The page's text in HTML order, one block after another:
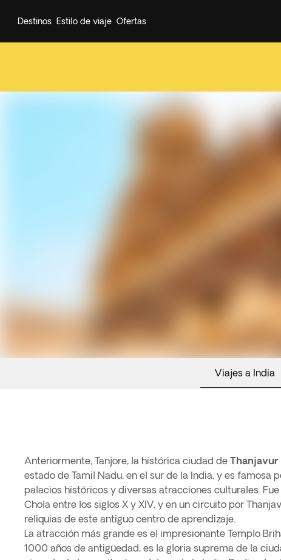
Destinos Estilo de viaje Ofertas
Viajes a India
Anteriormente, Tanjore, la histórica ciudad de Thanjavur
estado de Tamil Nadu, en el sur de la India, y es famosa
palacios históricos y diversas atracciones culturales.
Chola entre los siglos X y XIV, y en un circuito por
reliquias de este antiguo centro de aprendizaje.
La atracción más grande es el impresionante Templo
1000 años de antigüedad, es la gloria suprema de la